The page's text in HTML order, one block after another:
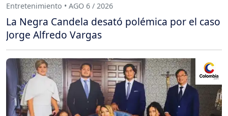
Entretenimiento • AGO 6 / 2026
La Negra Candela desató polémica por el caso
Jorge Alfredo Vargas